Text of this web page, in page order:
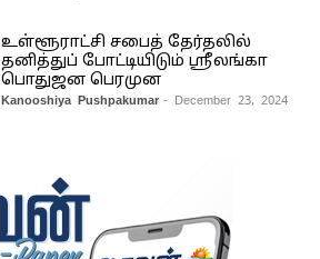
உள்ளூராட்சி சபைத் தேர்தலில்
தனித்துப் போட்டியிடும் ஸ்ரீலங்கா
பொதுஜன பெரமுன
Kanooshiya Pushpakumar - December 23, 2024